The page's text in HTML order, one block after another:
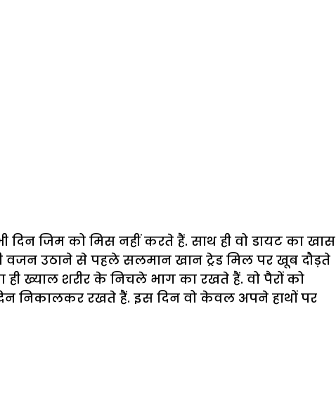
जिम को मिस नहीं करते हैं. साथ ही वो डायट का खास
वजन उठाने से पहले सलमान खान ट्रेड मिल पर खूब दौड़ते
ख्याल शरीर के निचले भाग का रखते हैं. वो पैरों को
निकालकर रखते हैं. इस दिन वो केवल अपने हाथों पर